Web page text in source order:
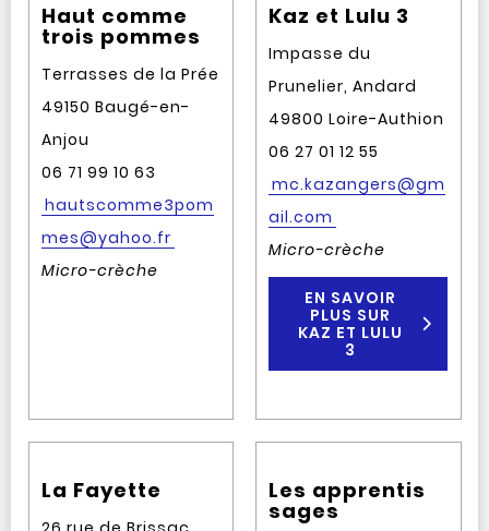
Haut comme
trois pommes
Terrasses de la Prée
49150 Baugé-en-
Anjou
06 71 99 10 63
hautscomme3pom
mes@yahoo.fr
Micro-crèche
Kaz et Lulu 3
Impasse du
Prunelier, Andard
49800 Loire-Authion
06 27 01 12 55
mc.kazangers@gm
ail.com
Micro-crèche
EN SAVOIR
PLUS SUR
KAZ ET LULU
3
La Fayette Les apprentis
sages